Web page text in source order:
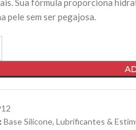
Sua fórmula proporciona
pele sem ser pegajosa.
Base Silicone, Lubrificantes &